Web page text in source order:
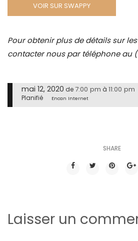
VOIR SUR SWAPPY
Pour obtenir plus de détails sur
contacter nous par téléphone au
mai 12, 2020 de7:00 pm à 11:00 pm
Planifié Encan Internet
SHARE
Laisser un